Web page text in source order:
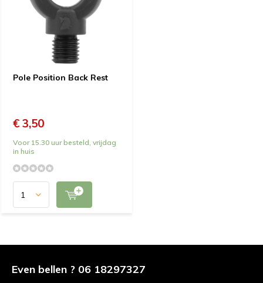
Pole Position Back Rest
€ 3,50
Voor 15.30 uur besteld, vrijdag
in huis
Even bellen ? 06 18297327